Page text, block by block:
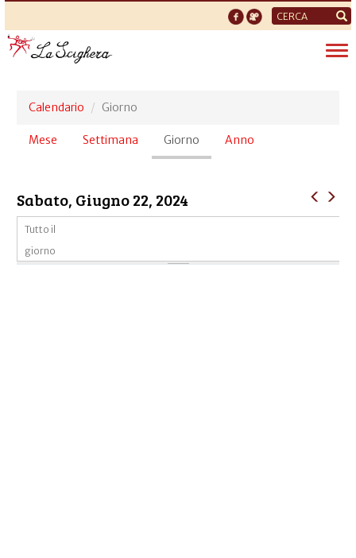
Form
di
ricerca
Calendario Giorno
Schede
Mese Settimana Giorno (scheda
attiva)
Anno
Sabato, Giugno 22, 2024
Tutto il
giorno